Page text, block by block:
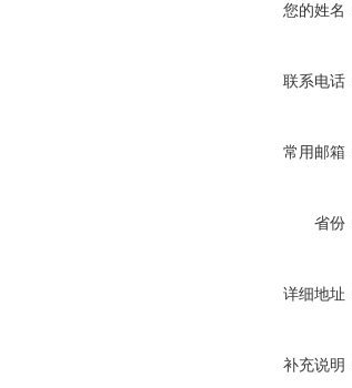
您的姓名
联系电话
常用邮箱
省份
详细地址
补充说明